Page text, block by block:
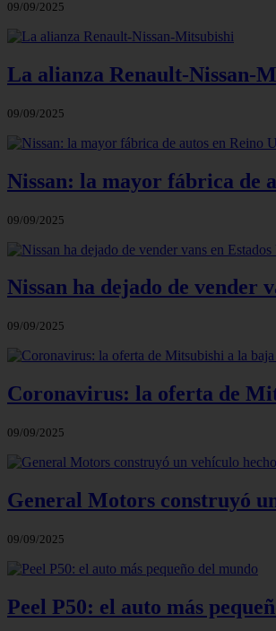
09/09/2025
La alianza Renault-Nissan-
09/09/2025
Nissan: la mayor fábrica de
09/09/2025
Nissan ha dejado de vender
09/09/2025
Coronavirus: la oferta de
09/09/2025
General Motors construyó
09/09/2025
Peel P50: el auto más